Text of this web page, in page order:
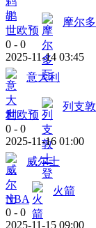
世欧预
摩尔
0 - 0
2025-11-14 03:45
意大利
世欧预
列支
0 - 0
2025-11-16 01:00
威尔士
NBA
火箭
0 - 0
2025-11-15 09:00